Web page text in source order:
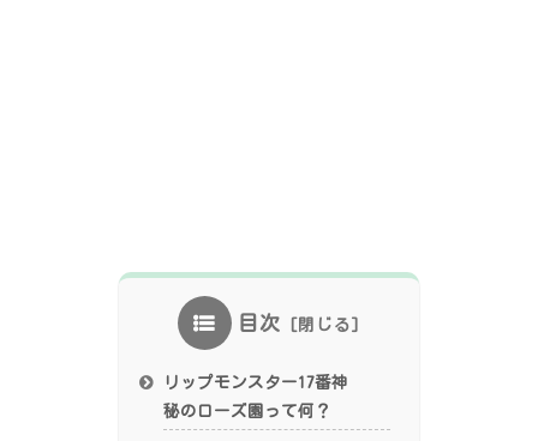
目次
リップモンスター17番神
秘のローズ園って何？